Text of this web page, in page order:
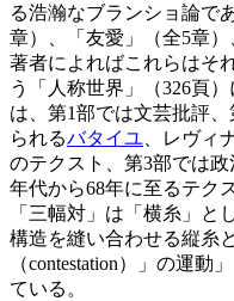
る浩瀚なブランショ論で
章）、「友愛」（全5章）
著者によればこれらはそ
う「人称世界」（326頁
は、第1部では文芸批評
られるバタイユ 、レヴィ
のテクスト、第3部では
年代から68年に至るテク
「三幅対」は「横糸」と
構造を縫い合わせる縦糸
（contestation）」の運
ている。